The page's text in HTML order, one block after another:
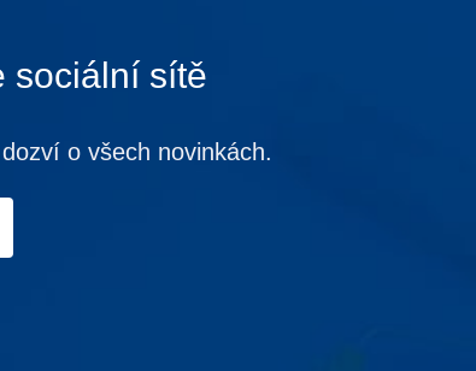
sociální sítě
o všech novinkách.